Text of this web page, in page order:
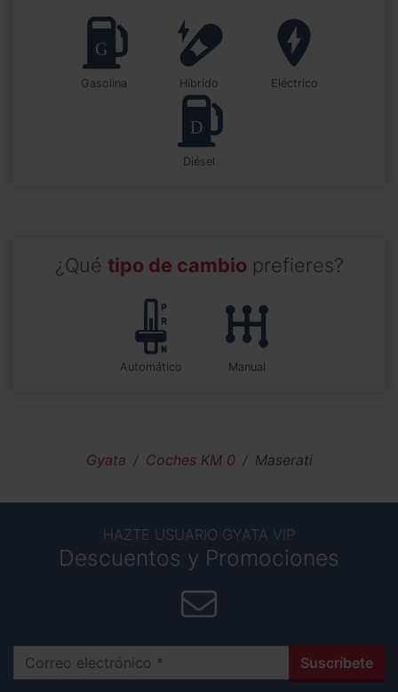
Gasolina Híbrido Eléctrico
Diésel
¿Qué tipo de cambio prefieres?
automático manual
Gyata Coches KM 0 Maserati
HAZTE USUARIO GYATA VIP
Descuentos y Promociones
Correo electrónico Suscríbete